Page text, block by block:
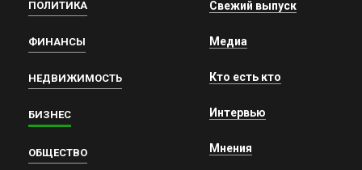
ПОЛИТИКА
ФИНАНСЫ
НЕДВИЖИМОСТЬ
БИЗНЕС
ОБЩЕСТВО
Свежий выпуск
Медиа
Кто есть кто
Интервью
Мнения